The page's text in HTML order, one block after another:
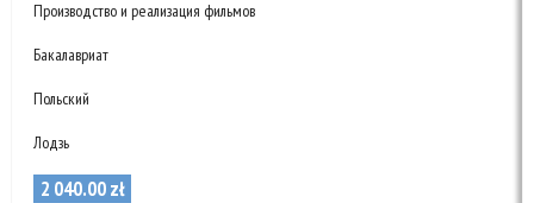
Производство и реализация фильмов
Бакалавриат
Польский
Лодзь
2 040.00zł